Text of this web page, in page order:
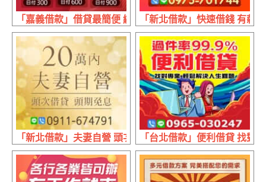
「嘉義借款」借貸最簡便 繳款最多元 | 3萬日付300實拿
「新北借款」快速借錢 有薪
「新北借款」夫妻自營 頭次借貸 | 20萬內 頭期免息
「台北借款」便利借貸 找對